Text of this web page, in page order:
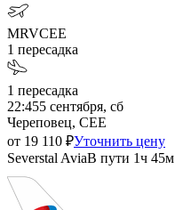
MRVCEE
1 пересадка
1 пересадка
22:455 сентября, сб
Череповец, CEE
от 19 110 ₽Уточнить цену
Severstal AviaВ пути 1ч 45м